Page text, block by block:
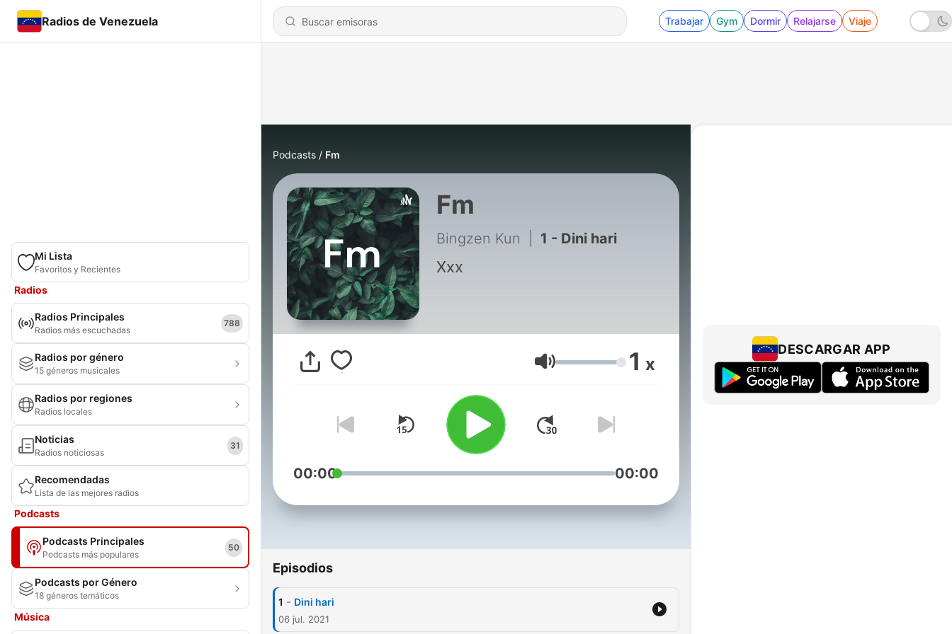
Radios de Venezuela Trabajar Gym Dormir Relajarse Viaje
Mi Lista
Favoritos y Recientes
Radios
Radios Principales
Radios más escuchadas
788
Radios por género
15 géneros musicales
Radios por regiones
Radios locales
Noticias
Radios noticiosas
31
Recomendadas
Lista de las mejores radios
Podcasts
Podcasts Principales
Podcasts más populares
50
Podcasts por Género
18 géneros temáticos
Música
Podcasts Fm
Fm
Bingzen Kun 1 - Dini hari
Xxx
Volumen 1 x
00:00 00:00
Episodios
1 - Dini hari
06 jul. 2021
DESCARGAR APP